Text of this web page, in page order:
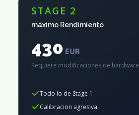
STAGE 2
máximo Rendimiento
430 EUR
Requiere modificaciones de hardware
Todo lo de Stage 1
Calibracion agresiva